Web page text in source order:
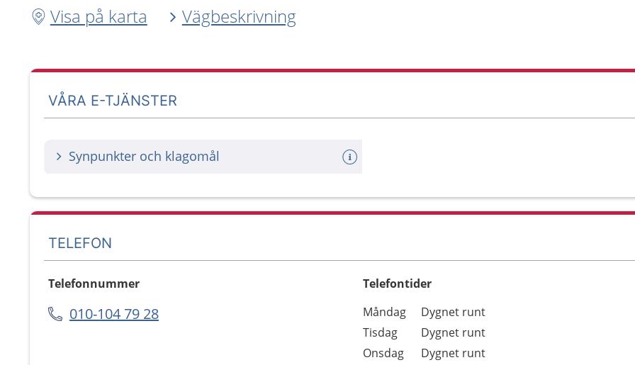
Visa på karta
Vägbeskrivning
VÅRA E-TJÄNSTER
Synpunkter och klagomål
TELEFON
Telefonnummer
010-104 79 28
Telefontider
Dag
Öppettider
Kommentarer
Måndag
Dygnet runt
Tisdag
Dygnet runt
Onsdag
Dygnet runt